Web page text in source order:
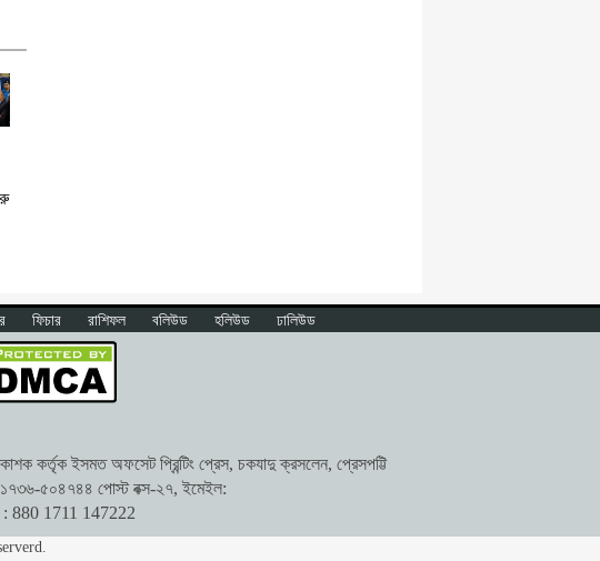
ফিচার রাশিফল বলিউড হলিউড ঢালিউড
কর্তৃক ইসমত অফসেট প্রিন্টিং প্রেস, চকযাদু ক্রসলেন, প্রেসপট্টি
৫০৪৭৪৪ পোস্ট বক্স-২৭, ইমেইল:
880 1711 147222